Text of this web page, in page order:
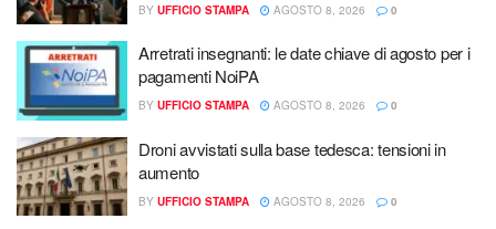
BY UFFICIO STAMPA AGOSTO 8, 2026 0
Arretrati insegnanti: le date chiave di agosto per i
pagamenti NoiPA
BY UFFICIO STAMPA AGOSTO 8, 2026 0
Droni avvistati sulla base tedesca: tensioni in
aumento
BY UFFICIO STAMPA AGOSTO 8, 2026 0